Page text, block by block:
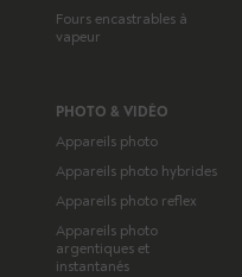
Fours encastrables à
vapeur
PHOTO & VIDÉO
Appareils photo
Appareils photo hybrides
Appareils photo reflex
Appareils photo
argentiques et
instantanés